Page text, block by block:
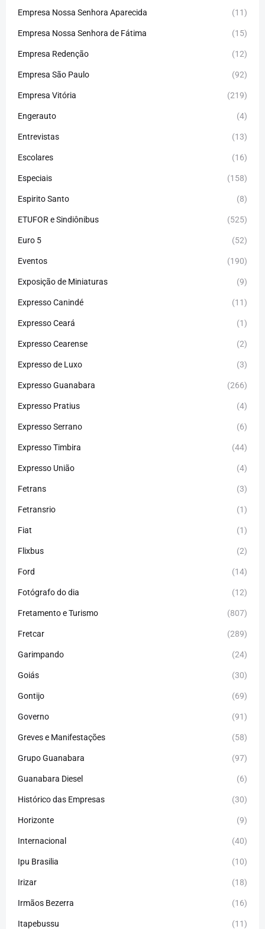
Empresa Nossa Senhora Aparecida (11)
Empresa Nossa Senhora de Fátima (15)
Empresa Redenção (12)
Empresa São Paulo (92)
Empresa Vitória (219)
Engerauto (4)
Entrevistas (13)
Escolares (16)
Especiais (158)
Espirito Santo (8)
ETUFOR e Sindiônibus (525)
Euro 5 (52)
Eventos (190)
Exposição de Miniaturas (9)
Expresso Canindé (11)
Expresso Ceará (1)
Expresso Cearense (2)
Expresso de Luxo (3)
Expresso Guanabara (266)
Expresso Pratius (4)
Expresso Serrano (6)
Expresso Timbira (44)
Expresso União (4)
Fetrans (3)
Fetransrio (1)
Fiat (1)
Flixbus (2)
Ford (14)
Fotógrafo do dia (12)
Fretamento e Turismo (807)
Fretcar (289)
Garimpando (24)
Goiás (30)
Gontijo (69)
Governo (91)
Greves e Manifestações (58)
Grupo Guanabara (97)
Guanabara Diesel (6)
Histórico das Empresas (30)
Horizonte (9)
Internacional (40)
Ipu Brasilia (10)
Irizar (18)
Irmãos Bezerra (16)
Itapebussu (11)